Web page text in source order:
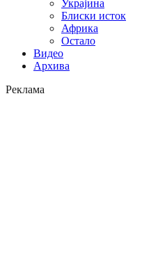
Украјина
Блиски исток
Африка
Остало
Видео
Архива
Реклама